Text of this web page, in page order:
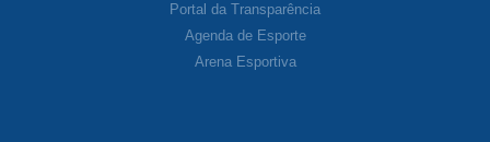
Portal da Transparência
Agenda de Esporte
Arena Esportiva